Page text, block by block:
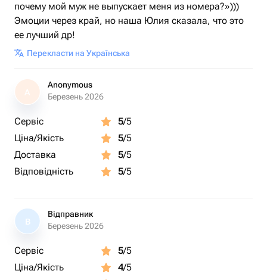
почему мой муж не выпускает меня из номера?»)))
Эмоции через край, но наша Юлия сказала, что это
ее лучший др!
Перекласти на Українська
A
Anonymous
Березень 2026
Сервіс 5/5
Ціна/Якість
5/5
Доставка
5/5
Відповідність
5/5
В
Відправник
Березень 2026
Сервіс 5/5
Ціна/Якість
4/5